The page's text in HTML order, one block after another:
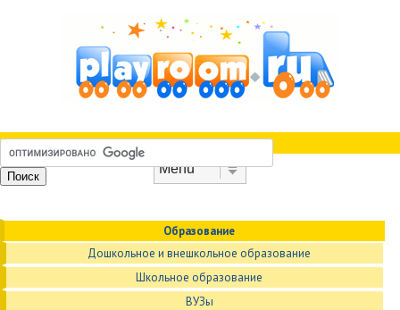
Образование
Дошкольное и внешкольное образование
Школьное образование
ВУЗы